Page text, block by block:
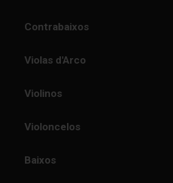
Contrabaixos
Violas d'Arco
Violinos
Violoncelos
Baixos